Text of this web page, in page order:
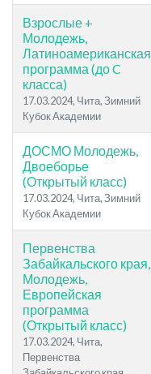
Взрослые +
Молодежь,
Латиноамериканская
программа (до C
класса)
17.03.2024, Чита, Зимний
Кубок Академии
ДОСМО Молодежь,
Двоеборье
(Открытый класс)
17.03.2024, Чита, Зимний
Кубок Академии
Первенства
Забайкальского края,
Молодежь,
Европейская
программа
(Открытый класс)
17.03.2024, Чита,
Первенства